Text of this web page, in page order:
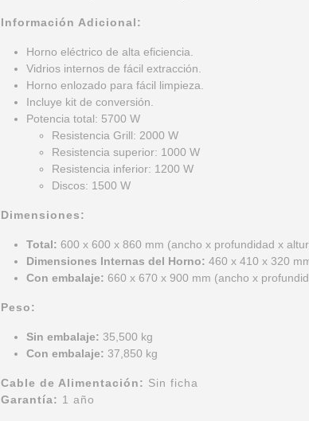
Información Adicional:
Horno eléctrico de alta eficiencia.
Vidrios internos de fácil extracción.
Horno enlozado para fácil limpieza.
Incluye kit de conversión.
Potencia total: 5700 W
Resistencia Grill: 2000 W
Resistencia superior: 1000 W
Resistencia inferior: 1200 W
Discos: 1500 W
Dimensiones:
Total: 600 x 600 x 860 mm (ancho x profundidad x
Dimensiones Internas del Horno: 460 x 410 x 320
Con embalaje: 660 x 670 x 900 mm (ancho x
Peso:
Sin embalaje: 35,500 kg
Con embalaje: 37,850 kg
Cable de Alimentación: Sin ficha
Garantía: 1 año